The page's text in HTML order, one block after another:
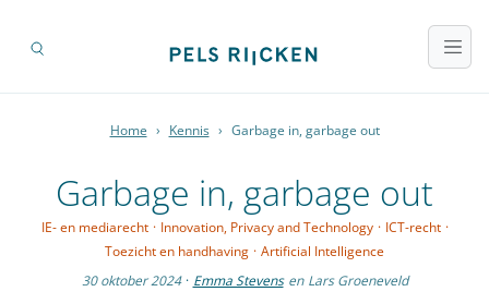
Home › Kennis › Garbage in, garbage out
Garbage in, garbage out
IE- en mediarecht · Innovation, Privacy and Technology · ICT-recht ·
Toezicht en handhaving · Artificial Intelligence
30 oktober 2024 · Emma Stevens en Lars Groeneveld